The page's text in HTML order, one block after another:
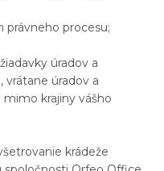
právneho procesu;
úradov a
vrátane úradov a
krajiny vášho
krádeže